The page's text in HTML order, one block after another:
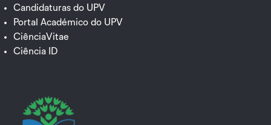
Candidaturas do UPV
Portal Académico do UPV
CiênciaVitae
Ciência ID